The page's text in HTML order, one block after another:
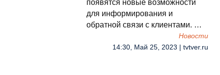
появятся новые возможности
для информирования и
обратной связи с клиентами. …
Новости
14:30, Май 25, 2023 | tvtver.ru